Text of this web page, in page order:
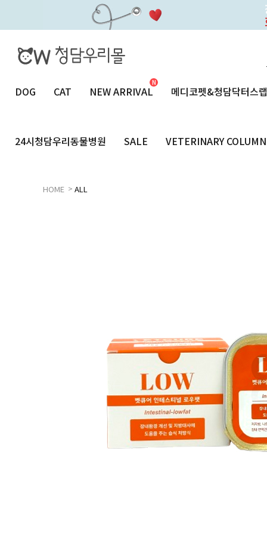
DOG CAT NEW ARRIVAL 메디코펫&청담닥터스랩
24시청담우리동물병원 SALE VETERINARY COLUMN
HOME > ALL